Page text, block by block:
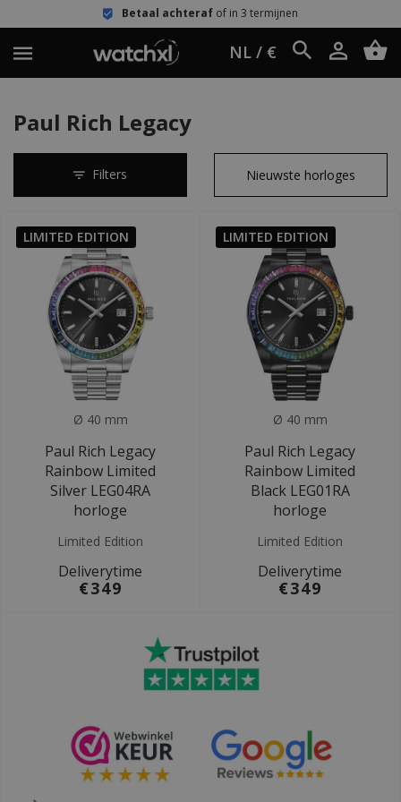
Betaal achteraf of in 3 termijnen
NL / €
Paul Rich Legacy
Filters
LIMITED EDITION
Ø 40 mm
Paul Rich Legacy
Rainbow Limited
Silver LEG04RA
horloge
Limited Edition
Deliverytime
€349
LIMITED EDITION
Ø 40 mm
Paul Rich Legacy
Rainbow Limited
Black LEG01RA
horloge
Limited Edition
Deliverytime
€349